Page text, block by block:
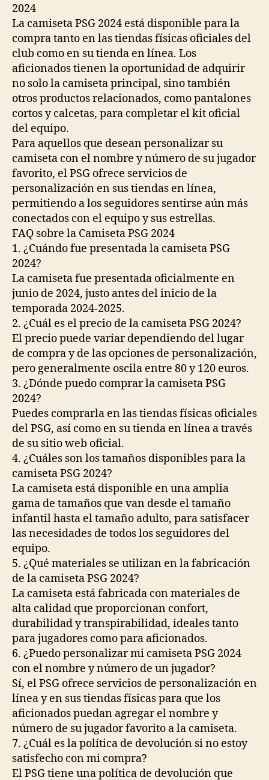
2024
La camiseta PSG 2024 está disponible para la
compra tanto en las tiendas físicas oficiales del
club como en su tienda en línea. Los
aficionados tienen la oportunidad de adquirir
no solo la camiseta principal, sino también
otros productos relacionados, como pantalones
cortos y calcetas, para completar el kit oficial
del equipo.
Para aquellos que desean personalizar su
camiseta con el nombre y número de su jugador
favorito, el PSG ofrece servicios de
personalización en sus tiendas en línea,
permitiendo a los seguidores sentirse aún más
conectados con el equipo y sus estrellas.
FAQ sobre la Camiseta PSG 2024
1. ¿Cuándo fue presentada la camiseta PSG
2024?
La camiseta fue presentada oficialmente en
junio de 2024, justo antes del inicio de la
temporada 2024-2025.
2. ¿Cuál es el precio de la camiseta PSG 2024?
El precio puede variar dependiendo del lugar
de compra y de las opciones de personalización,
pero generalmente oscila entre 80 y 120 euros.
3. ¿Dónde puedo comprar la camiseta PSG
2024?
Puedes comprarla en las tiendas físicas oficiales
del PSG, así como en su tienda en línea a través
de su sitio web oficial.
4. ¿Cuáles son los tamaños disponibles para la
camiseta PSG 2024?
La camiseta está disponible en una amplia
gama de tamaños que van desde el tamaño
infantil hasta el tamaño adulto, para satisfacer
las necesidades de todos los seguidores del
equipo.
5. ¿Qué materiales se utilizan en la fabricación
de la camiseta PSG 2024?
La camiseta está fabricada con materiales de
alta calidad que proporcionan confort,
durabilidad y transpirabilidad, ideales tanto
para jugadores como para aficionados.
6. ¿Puedo personalizar mi camiseta PSG 2024
con el nombre y número de un jugador?
Sí, el PSG ofrece servicios de personalización en
línea y en sus tiendas físicas para que los
aficionados puedan agregar el nombre y
número de su jugador favorito a la camiseta.
7. ¿Cuál es la política de devolución si no estoy
satisfecho con mi compra?
El PSG tiene una política de devolución que